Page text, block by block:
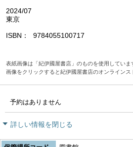
2024/07
東京
ISBN 9784055100717
表紙画像は「紀伊國屋書店」のものを使用していま
画像をクリックすると紀伊國屋書店のオンラインス
予約はありません
詳しい情報を閉じる